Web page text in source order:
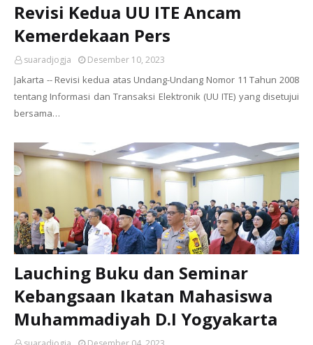
Revisi Kedua UU ITE Ancam
Kemerdekaan Pers
suaradjogja Desember 10, 2023
Jakarta -- Revisi kedua atas Undang-Undang Nomor 11 Tahun 2008
tentang Informasi dan Transaksi Elektronik (UU ITE) yang disetujui
bersama…
Lauching Buku dan Seminar
Kebangsaan Ikatan Mahasiswa
Muhammadiyah D.I Yogyakarta